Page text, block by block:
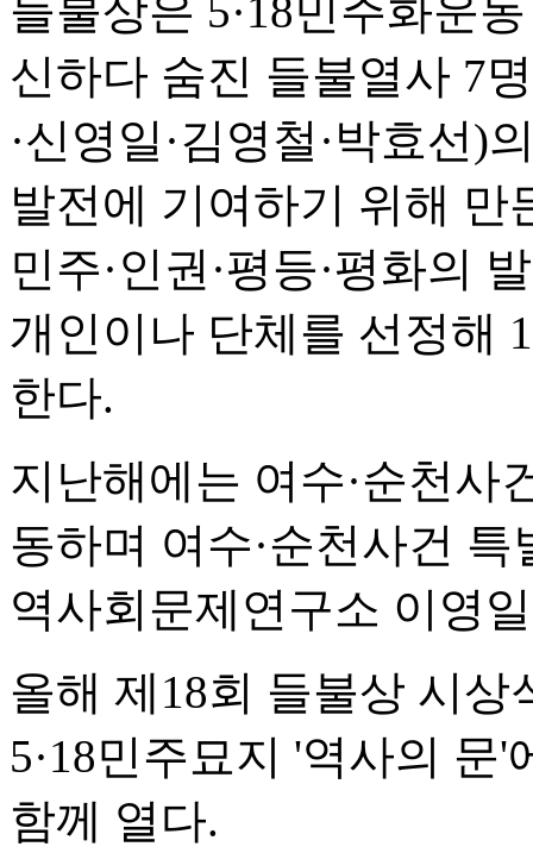
들불상은 5·18민주화운
신하다 숨진 들불열사 7
·신영일·김영철·박효선)
발전에 기여하기 위해 만
민주·인권·평등·평화의
개인이나 단체를 선정해
한다.
지난해에는 여수·순천사
동하며 여수·순천사건
역사회문제연구소 이영
올해 제18회 들불상 시상
5·18민주묘지 '역사의 문
함께 열다.